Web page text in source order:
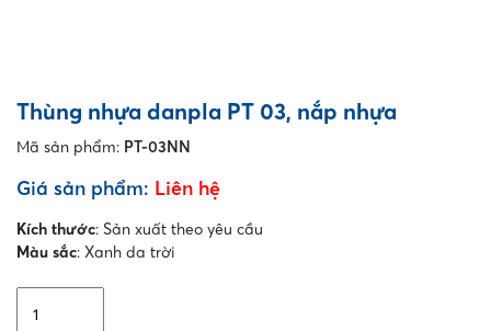
Thùng nhựa danpla PT 03, nắp nhựa
Mã sản phẩm: PT-03NN
Giá sản phẩm: Liên hệ
Kích thước: Sản xuất theo yêu cầu
Màu sắc: Xanh da trời
nhựa